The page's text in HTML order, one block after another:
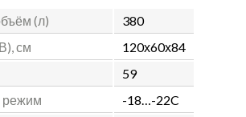
(л)
380
см
120х60х84
59
режим
-18…-22C